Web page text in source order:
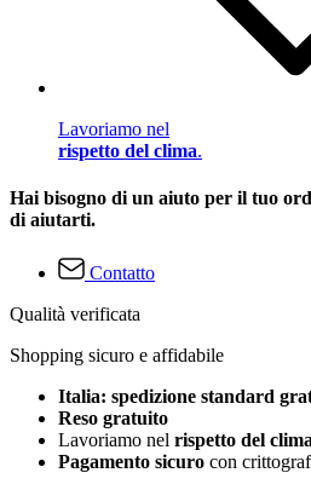
Lavoriamo nel
rispetto del clima.
Hai bisogno di un aiuto per il tuo
di aiutarti.
Contatto
Qualità verificata
Shopping sicuro e affidabile
Italia: spedizione standard
Reso gratuito
Lavoriamo nel rispetto del clima
Pagamento sicuro con